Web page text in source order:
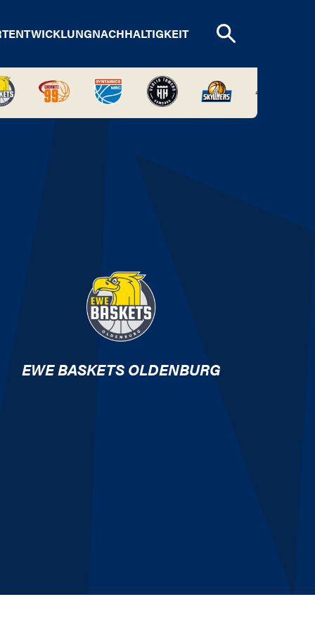
NACHHALTIGKEIT
EWE BASKETS OLDENBURG